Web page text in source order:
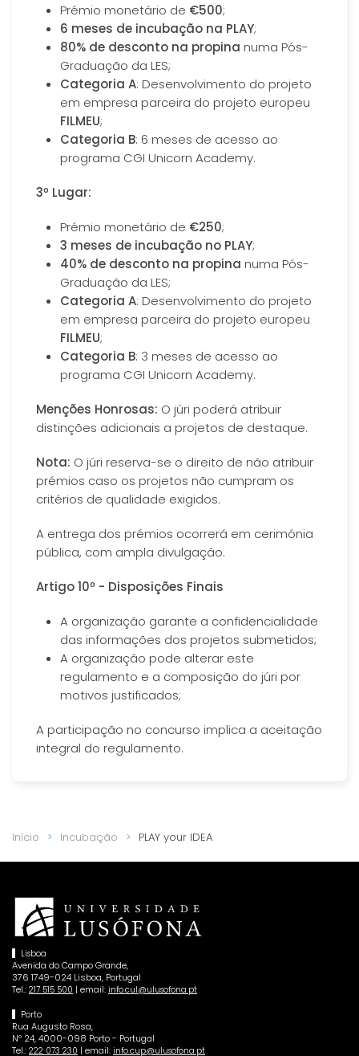
Prémio monetário de €500;
6 meses de incubação na PLAY;
80% de desconto na propina numa Pós-
Graduação da LES;
Categoria A: Desenvolvimento do projeto
em empresa parceira do projeto europeu
FILMEU;
Categoria B: 6 meses de acesso ao
programa CGI Unicorn Academy.
3º Lugar:
Prémio monetário de €250;
3 meses de incubação no PLAY;
40% de desconto na propina numa Pós-
Graduação da LES;
Categoria A: Desenvolvimento do projeto
em empresa parceira do projeto europeu
FILMEU;
Categoria B: 3 meses de acesso ao
programa CGI Unicorn Academy.
Menções Honrosas: O júri poderá atribuir
distinções adicionais a projetos de destaque.
Nota: O júri reserva-se o direito de não atribuir
prémios caso os projetos não cumpram os
critérios de qualidade exigidos.
A entrega dos prémios ocorrerá em cerimónia
pública, com ampla divulgação.
Artigo 10º - Disposições Finais
A organização garante a confidencialidade
das informações dos projetos submetidos;
A organização pode alterar este
regulamento e a composição do júri por
motivos justificados;
A participação no concurso implica a aceitação
integral do regulamento.
Início Incubação PLAY your IDEA
Lisboa
Avenida do Campo Grande,
376 1749-024 Lisboa, Portugal
Tel.: 217 515 500 | email: info.cul@ulusofona.pt
Porto
Rua Augusto Rosa,
Nº 24, 4000-098 Porto - Portugal
Tel.: 222 073 230 | email: info.cup@ulusofona.pt